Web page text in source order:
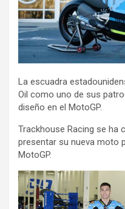
La escuadra
Oil como uno de sus
diseño en el MotoGP.
Trackhouse Racing se ha
presentar su nueva moto
MotoGP.